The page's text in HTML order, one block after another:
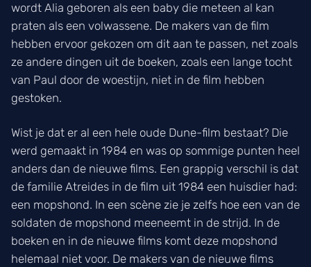
wordt Alia geboren als een baby die meteen al kan
praten als een volwassene. De makers van de film
hebben ervoor gekozen om dit aan te passen, net zoals
ze andere dingen uit de boeken, zoals een lange tocht
van Paul door de woestijn, niet in de film hebben
gestoken.
Wist je dat er al een hele oude Dune-film bestaat? Die
werd gemaakt in 1984 en was op sommige punten heel
anders dan de nieuwe films. Een grappig verschil is dat
de familie Atreides in de film uit 1984 een huisdier had:
een mopshond. In een scène zie je zelfs hoe een van de
soldaten de mopshond meeneemt in de strijd. In de
boeken en in de nieuwe films komt deze mopshond
helemaal niet voor. De makers van de nieuwe films